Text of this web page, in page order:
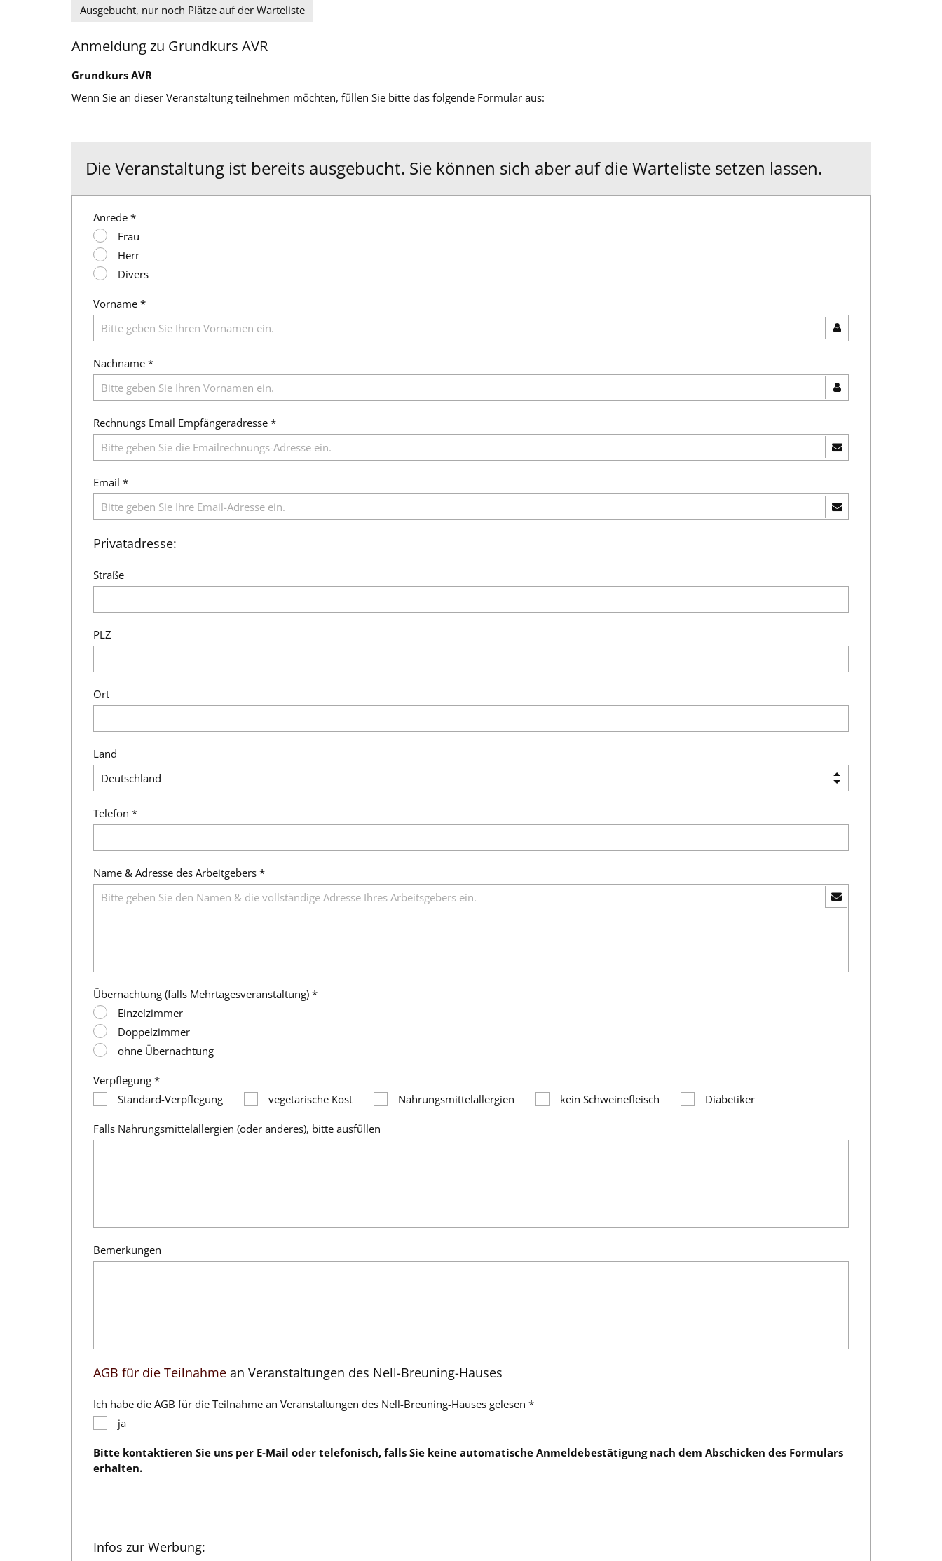
Ausgebucht, nur noch Plätze auf der Warteliste
Anmeldung zu Grundkurs AVR
Grundkurs AVR
Wenn Sie an dieser Veranstaltung teilnehmen möchten, füllen Sie bitte das folgende Formular aus:
Die Veranstaltung ist bereits ausgebucht. Sie können sich aber auf die Warteliste setzen lassen.
Anrede *
Frau
Herr
Divers
Vorname *
Nachname *
Rechnungs Email Empfängeradresse *
Email *
Privatadresse:
Straße
PLZ
Ort
Land
Telefon *
Name & Adresse des Arbeitgebers *
Übernachtung (falls Mehrtagesveranstaltung) *
Einzelzimmer
Doppelzimmer
ohne Übernachtung
Verpflegung *
Standard-Verpflegung
vegetarische Kost Nahrungsmittelallergien kein Schweinefleisch Diabetiker
Falls Nahrungsmittelallergien (oder anderes), bitte ausfüllen
Bemerkungen
AGB für die Teilnahme an Veranstaltungen des Nell-Breuning-Hauses
Ich habe die AGB für die Teilnahme an Veranstaltungen des Nell-Breuning-Hauses gelesen *
ja
Bitte kontaktieren Sie uns per E-Mail oder telefonisch, falls Sie keine automatische Anmeldebestätigung nach dem Abschicken des Formulars
erhalten.
Infos zur Werbung: